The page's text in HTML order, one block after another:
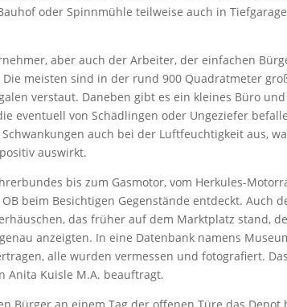
oder Spinnmühle teilweise auch in
aber auch der Arbeiter, der einfachen
meisten sind in der rund 900 Quadratmeter
verstaut. Daneben gibt es ein kleines Büro
eventuell von Schädlingen oder Ungeziefer
auch bei der Luftfeuchtigkeit aus,
auswirkt.
bis zum Gasmotor, vom Herkules-
beim Besichtigen Gegenstände entdeckt. Auch
das früher auf dem Marktplatz stand,
anzeigten. In eine Datenbank namens
alle wurden vermessen und fotografiert.
Anita Kuisle M.A. beauftragt.